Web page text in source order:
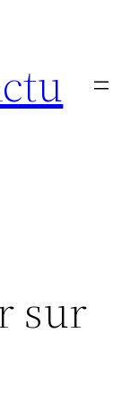
sur